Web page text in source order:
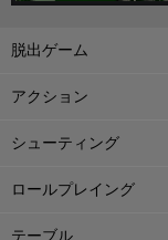
脱出ゲーム
アクション
シューティング
ロールプレイング
テーブル